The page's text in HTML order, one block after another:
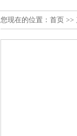
您现在的位置： 首页 >>